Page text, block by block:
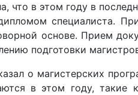
в этом году в
специалиста.
основе. Прием
подготовки
о магистерских
в этом году, такие